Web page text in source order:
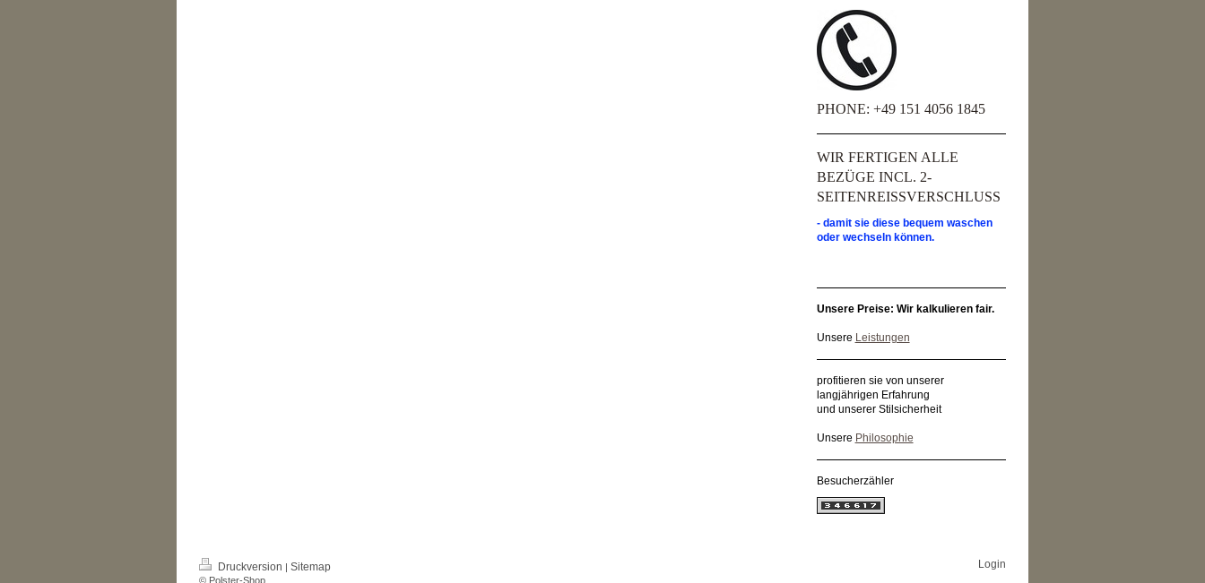
PHONE: +49 151 4056 1845
WIR FERTIGEN ALLE
BEZÜGE INCL. 2-
SEITENREISSVERSCHLUSS
- damit sie diese bequem waschen
oder wechseln können.
Unsere Preise: Wir kalkulieren fair.
Unsere Leistungen
profitieren sie von unserer
langjährigen Erfahrung
und unserer Stilsicherheit
Unsere Philosophie
Besucherzähler
Druckversion | Sitemap
© Polster-Shop
Login